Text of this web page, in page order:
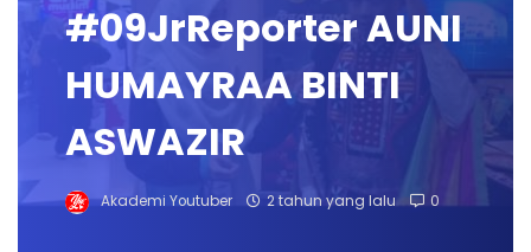
#09JrReporter AUNI
HUMAYRAA BINTI
ASWAZIR
Akademi Youtuber 2 tahun yang lalu 0